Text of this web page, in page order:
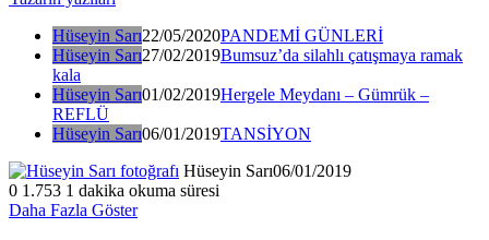
Hüseyin Sarı22/05/2020PANDEMİ GÜNLERİ
Hüseyin Sarı27/02/2019Bumsuz’da silahlı çatışmaya ramak
kala
Hüseyin Sarı01/02/2019Hergele Meydanı – Gümrük –
REFLÜ
Hüseyin Sarı06/01/2019TANSİYON
Hüseyin Sarı06/01/2019
0 1.753 1 dakika okuma süresi
Daha Fazla Göster